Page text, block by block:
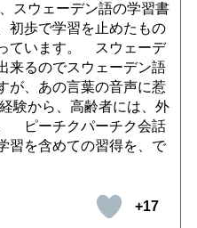
スウェーデン語の学習書
初歩で学習を止めたもの
ています。 スウェーデ
来るのでスウェーデン語
が、あの言葉の音声に惹
験から、高齢者には、外
ピーチクパーチク会話
習を含めての習得を、で
+17